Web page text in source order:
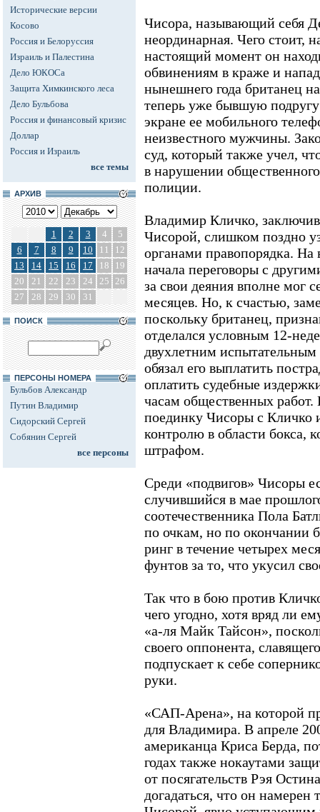
Исторические версии
Косово
Россия и Белоруссия
Израиль и Палестина
Дело ЮКОСа
Защита Химкинского леса
Дело Бульбова
Россия и финансовый кризис
Доллар
Россия и Израиль
все темы
АРХИВ
1 2 3 4
5
6
7 8 9 10 11
12
13
14 15 16 17 18
19
20
21 22 23 24 25 26
27
28 29 30 31
ПОИСК
ПЕРСОНЫ НОМЕРА
Бульбов Александр
Путин Владимир
Сидорский Сергей
Собянин Сергей
все персоны
Чисора, называющий себя
неординарная. Чего стоит,
настоящий момент он
обвинениям в краже и
нынешнего года британец
теперь уже бывшую
экране ее мобильного
неизвестного мужчины.
суд, который также учел,
в нарушении
полиции.
Владимир Кличко,
Чисорой, слишком поздно
органами правопорядка. На
начала переговоры с
за свои деяния вполне мог
месяцев. Но, к счастью,
поскольку британец,
отделался условным 12-
двухлетним
обязал его выплатить
оплатить судебные
часам общественных работ.
поединку Чисоры с Кличко
контролю в области бокса,
штрафом.
Среди «подвигов» Чисоры
случившийся в мае
соотечественника Пола
по очкам, но по окончании
ринг в течение четырех
фунтов за то, что укусил
Так что в бою против
чего угодно, хотя вряд ли
«а-ля Майк Тайсон»,
своего оппонента,
подпускает к себе
руки.
«САП-Арена», на которой
для Владимира. В апреле
американца Криса Берда,
годах также нокаутами
от посягательств Рэя
догадаться, что он намерен